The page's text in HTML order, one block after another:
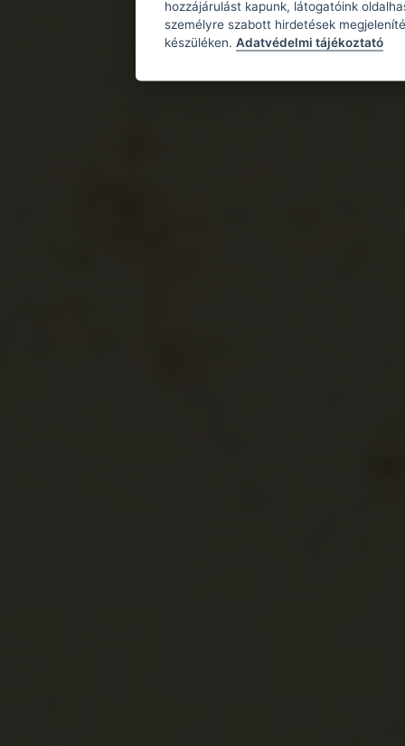
hozzájárulást kapunk, látogatóink
személyre szabott hirdetések
készüléken. Adatvédelmi tájékoztató